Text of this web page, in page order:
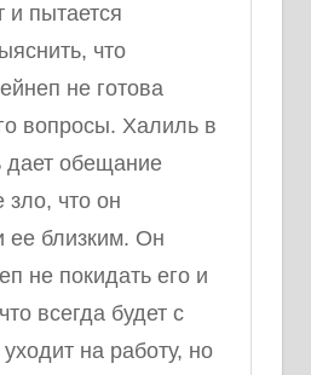
и пытается
что
не готова
вопросы. Халиль в
дает обещание
зло, что он
ее близким. Он
не покидать его и
всегда будет с
на работу, но